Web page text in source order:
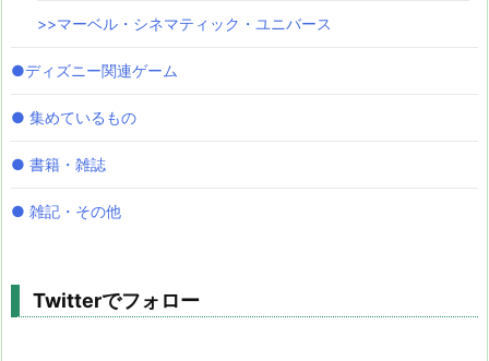
>>マーベル・シネマティック・ユニバース
●ディズニー関連ゲーム
● 集めているもの
● 書籍・雑誌
● 雑記・その他
Twitterでフォロー